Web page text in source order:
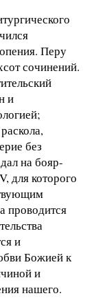
Перу
сочинений.
и
без
на бояр-
для которого
проводится
и
Божией к
и
нашего.